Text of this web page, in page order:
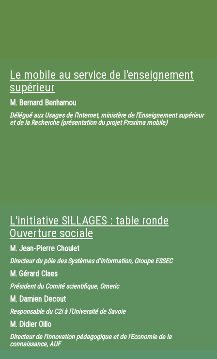
Le mobile au service de l'enseignement
supérieur
M. Bernard Benhamou
Délégué aux Usages de l'Internet, ministère de l'Enseignement supérieur
et de la Recherche (présentation du projet Proxima mobile)
L'initiative SILLAGES : table ronde
Ouverture sociale
M. Jean-Pierre Choulet
Directeur du pôle des Systèmes d’information, Groupe ESSEC
M. Gérard Claes
Président du Comité scientifique, Omeric
M. Damien Decout
Responsable du C2i à l'Université de Savoie
M. Didier Oillo
Directeur de l'Innovation pédagogique et de l'Economie de la
connaissance, AUF